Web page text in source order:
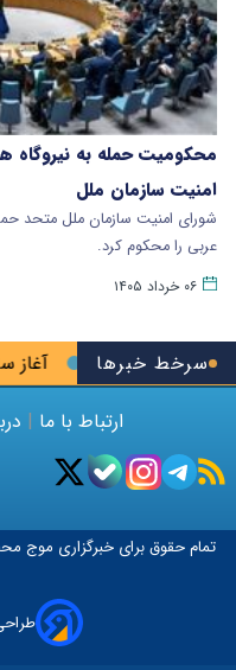
سرخط خبرها آغاز در پیرانشهر
محکومیت حمله به نیروگاه
امنیت سازمان ملل
شورای امنیت سازمان ملل متحد
عربی را محکوم کرد.
۰۶ خرداد ۱۴۰۵
ارتباط با ما |
تمام حقوق برای خبرگزاری موج